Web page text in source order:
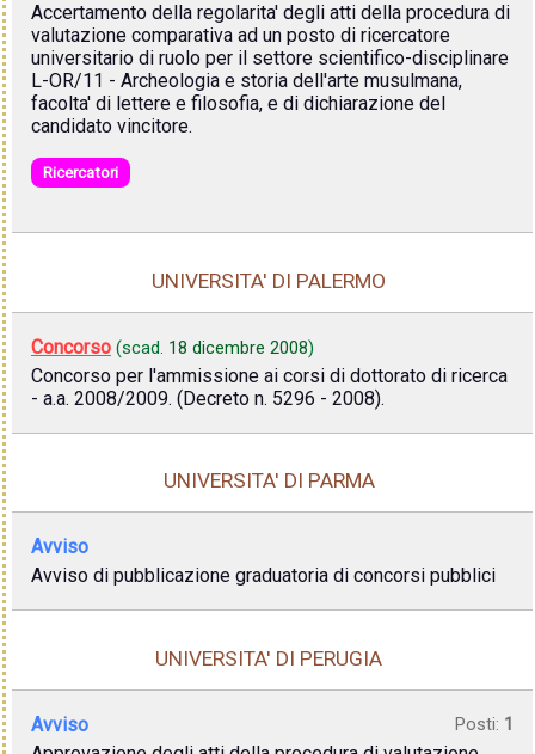
Accertamento della regolarita' degli atti della procedura di
valutazione comparativa ad un posto di ricercatore
universitario di ruolo per il settore scientifico-disciplinare
L-OR/11 - Archeologia e storia dell'arte musulmana,
facolta' di lettere e filosofia, e di dichiarazione del
candidato vincitore.
Ricercatori
UNIVERSITA' DI PALERMO
Concorso (scad. 18 dicembre 2008)
Concorso per l'ammissione ai corsi di dottorato di ricerca
- a.a. 2008/2009. (Decreto n. 5296 - 2008).
UNIVERSITA' DI PARMA
Avviso
Avviso di pubblicazione graduatoria di concorsi pubblici
UNIVERSITA' DI PERUGIA
Avviso Posti: 1